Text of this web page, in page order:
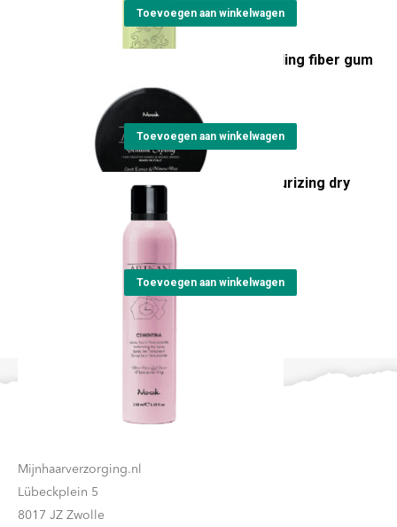
op
productpagina
Toevoegen aan winkelwagen
Artisan Top Gum modelling fiber gum
€23,15
Toevoegen aan winkelwagen
Artisan Cementina texturizing dry
spray
€ 24,15
Toevoegen aan winkelwagen
Mijnhaarverzorging.nl
Lübeckplein 5
8017 JZ Zwolle